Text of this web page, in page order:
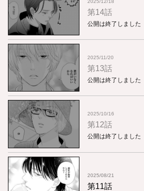
2025/12/18
第14話
公開は終了しました
2025/11/20
第13話
公開は終了しました
2025/10/16
第12話
公開は終了しました
2025/08/21
第11話